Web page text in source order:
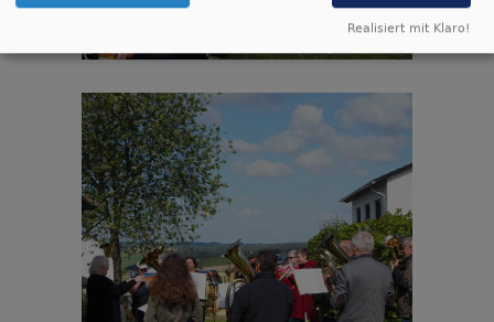
Realisiert mit Klaro!